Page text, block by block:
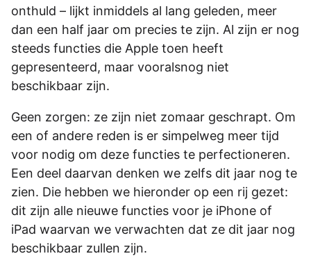
onthuld – lijkt inmiddels al lang geleden, meer
dan een half jaar om precies te zijn. Al zijn er nog
steeds functies die Apple toen heeft
gepresenteerd, maar vooralsnog niet
beschikbaar zijn.
Geen zorgen: ze zijn niet zomaar geschrapt. Om
een of andere reden is er simpelweg meer tijd
voor nodig om deze functies te perfectioneren.
Een deel daarvan denken we zelfs dit jaar nog te
zien. Die hebben we hieronder op een rij gezet:
dit zijn alle nieuwe functies voor je iPhone of
iPad waarvan we verwachten dat ze dit jaar nog
beschikbaar zullen zijn.